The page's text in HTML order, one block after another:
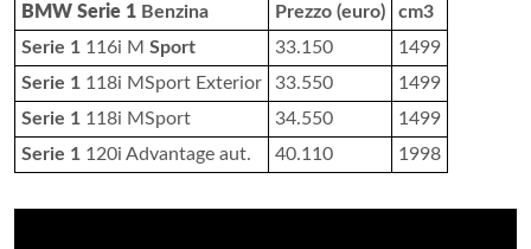
BMW Serie 1 Benzina Prezzo (euro)
cm3
Serie 1 116i M Sport 33.150
1499
Serie 1 118i MSport Exterior 33.550
1499
Serie 1 118i MSport 34.550
1499
Serie 1 120i Advantage aut. 40.110 1998